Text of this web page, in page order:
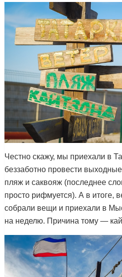
Честно скажу, мы приехали в
беззаботно провести
пляж и саквояж (последнее
просто рифмуется). А в итоге,
собрали вещи и приехали в
на неделю. Причина тому —